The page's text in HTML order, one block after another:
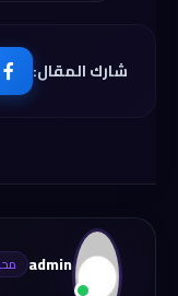
شارك المقال:
admin